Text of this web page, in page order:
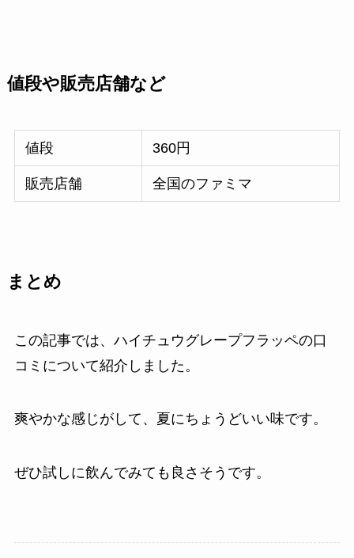
値段や販売店舗など
値段 360円
販売店舗 全国のファミマ
まとめ
この記事では、ハイチュウグレープフラッペの口
コミについて紹介しました。
爽やかな感じがして、夏にちょうどいい味です。
ぜひ試しに飲んでみても良さそうです。